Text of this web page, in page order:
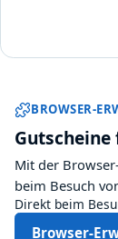
BROWSER-
Mit der
beim Besuch
Direkt beim
Browser-